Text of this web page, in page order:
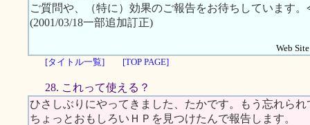
ご質問や、（特に）効果のご報告をお待ちしています
(2001/03/18一部追加訂正)
Web
[タイトル一覧]
[TOP PAGE]
28. これって使える？
ひさしぶりにやってきました、たかです。もう忘れられ
ちょっとおもしろいＨＰを見つけたんで報告します。